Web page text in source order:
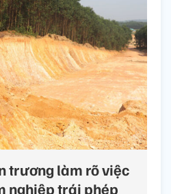
trương làm rõ việc
nghiệp trái phép